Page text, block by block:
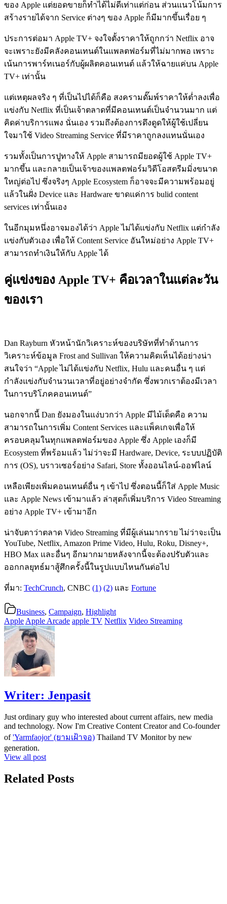
ของ Apple แต่ยอดขายก็ทำได้ไม่ดีเท่าแต่ก่อน ส่วนแนวโน้มการ
สร้างรายได้จาก Service ต่างๆ ของ Apple ก็มีมากขึ้นเรื่อย ๆ
ประการต่อมา Apple TV+ จงใจตั้งราคาให้ถูกกว่า Netflix อาจ
จะเพราะยังมีคลังคอนเทนต์ในแพลตฟอร์มที่ไม่มากพอ เพราะ
เน้นการพาร์ทเนอร์กับผู้ผลิตคอนเทนต์ แล้วให้ฉายแค่บน Apple
TV+ เท่านั้น
แต่เหตุผลจริง ๆ ที่เป็นไปได้ก็คือ สงครามดั๊มพ์ราคาให้ต่ำลงเพื่อ
แข่งกับ Netflix ที่เป็นเจ้าตลาดที่มีคอนเทนต์เป็นจำนวนมาก แต่
คิดค่าบริการแพง นั่นเอง รวมถึงต้องการดึงดูดให้ผู้ใช้เปลี่ยน
ใจมาใช้ Video Streaming Service ที่มีราคาถูกลงแทนนั่นเอง
รวมทั้งเป็นการปูทางให้ Apple สามารถมียอดผู้ใช้ Apple TV+
มากขึ้น และกลายเป็นเจ้าของแพลตฟอร์มวิดีโอสตรีมมิ่งขนาด
ใหญ่ต่อไป ซึ่งจริงๆ Apple Ecosystem ก็อาจจะมีความพร้อมอยู่
แล้วในฝั่ง Device และ Hardware ขาดแค่การ bulid content
services เท่านั้นเอง
ในอีกมุมหนึ่งอาจมองได้ว่า Apple ไม่ได้แข่งกับ Netflix แต่กำลัง
แข่งกับตัวเอง เพื่อให้ Content Service อันใหม่อย่าง Apple TV+
สามารถทำเงินให้กับ Apple ได้
คู่แข่งของ Apple TV+ คือเวลาในแต่ละวัน
ของเรา
Dan Rayburn หัวหน้านักวิเคราะห์ของบริษัทที่ทำด้านการ
วิเคราะห์ข้อมูล Frost and Sullivan ให้ความคิดเห็นได้อย่างน่า
สนใจว่า “Apple ไม่ได้แข่งกับ Netflix, Hulu และคนอื่น ๆ แต่
กำลังแข่งกับจำนวนเวลาที่อยู่อย่างจำกัด ซึ่งพวกเราต้องมีเวลา
ในการบริโภคคอนเทนต์”
นอกจากนี้ Dan ยังมองในแง่บวกว่า Apple มีไม้เด็ดคือ ความ
สามารถในการเพิ่ม Content Services และแพ็คเกจเพื่อให้
ครอบคลุมในทุกแพลตฟอร์มของ Apple ซึ่ง Apple เองก็มี
Ecosystem ที่พร้อมแล้ว ไม่ว่าจะมี Hardware, Device, ระบบปฏิบัติ
การ (OS), บราวเซอร์อย่าง Safari, Store ทั้งออนไลน์-ออฟไลน์
เหลือเพียงเพิ่มคอนเทนต์อื่น ๆ เข้าไป ซึ่งตอนนี้ก็ใส่ Apple Music
และ Apple News เข้ามาแล้ว ล่าสุดก็เพิ่มบริการ Video Streaming
อย่าง Apple TV+ เข้ามาอีก
น่าจับตาว่าตลาด Video Streaming ที่มีผู้เล่นมากราย ไม่ว่าจะเป็น
YouTube, Netflix, Amazon Prime Video, Hulu, Roku, Disney+,
HBO Max และอื่นๆ อีกมากมายหลังจากนี้จะต้องปรับตัวและ
ออกกลยุทธ์มาสู้ศึกครั้งนี้ในรูปแบบไหนกันต่อไป
ที่มา: TechCrunch, CNBC (1) (2) และ Fortune
Business, Campaign, Highlight
Apple Apple Arcade apple TV Netflix Video Streaming
Writer: Jenpasit
Just ordinary guy who interested about current affairs, new media
and technology. Now I'm Creative Content Creator and Co-founder
of'Yarmfaojor' (ยามเฝ้าจอ) Thailand TV Monitor by new
generation.
View all post
Related Posts